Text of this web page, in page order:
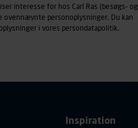
interesse for hos Carl Ras (besøgs- og
ovennævnte personoplysninger. Du kan
i vores persondatapolitik.
Inspiration